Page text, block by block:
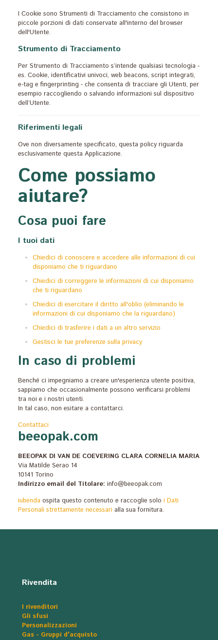
I Cookie sono Strumenti di Tracciamento che consistono in
piccole porzioni di dati conservate all'interno del browser
dell'Utente.
Strumento di Tracciamento
Per Strumento di Tracciamento s’intende qualsiasi tecnologia -
es. Cookie, identificativi univoci, web beacons, script integrati,
e-tag e fingerprinting - che consenta di tracciare gli Utenti, per
esempio raccogliendo o salvando informazioni sul dispositivo
dell’Utente.
Riferimenti legali
Ove non diversamente specificato, questa policy riguarda
esclusivamente questa Applicazione.
Come possiamo
aiutare?
Cosa puoi fare
I tuoi dati
Chiedici di conoscere e accedere alle informazioni di cui
disponiamo che ti riguardano
Chiedici di correggere le informazioni di cui disponiamo
che ti riguardano
Chiedici di esercitare il diritto all'oblio (eliminando le
informazioni di cui disponiamo che la riguardano)
Chiedici di trasferire i dati a un altro servizio
Gestisci le tue preferenze sulla privacy
In caso di problemi
Benché ci impegniamo a creare un'esperienza utente positiva,
sappiamo che occasionalmente possono verificarsi problemi
tra noi e i nostri utenti.
In tal caso, non esitare a contattarci.
Contattaci
Footer
beeopak.com
BEEOPAK DI VAN DE COEVERING CLARA CORNELIA MARIA
Via Matilde Serao 14
10141 Torino
Indirizzo email del Titolare: info@beeopak.com
iubenda ospita questo contenuto e raccoglie solo i Dati
Personali strettamente necessari alla sua fornitura.
Rivendita
I rivenditori
Gli sfusi
Personalizzazioni
Gas - Gruppi d'acquisto